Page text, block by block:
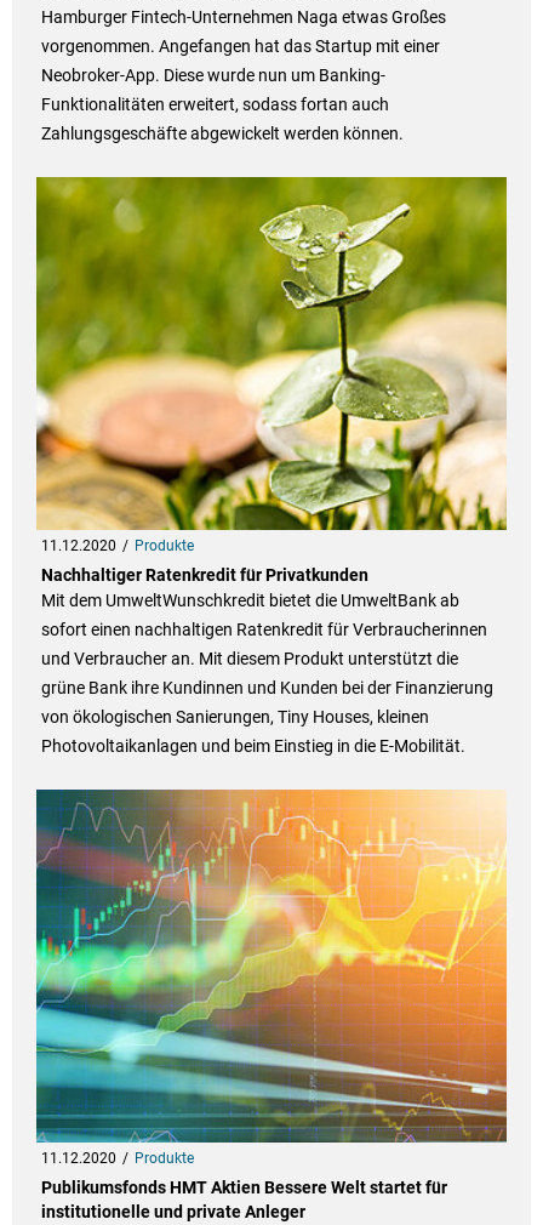
Hamburger Fintech-Unternehmen Naga etwas Großes
vorgenommen. Angefangen hat das Startup mit einer
Neobroker-App. Diese wurde nun um Banking-
Funktionalitäten erweitert, sodass fortan auch
Zahlungsgeschäfte abgewickelt werden können.
11.12.2020 Produkte
Nachhaltiger Ratenkredit für Privatkunden
Mit dem UmweltWunschkredit bietet die UmweltBank ab
sofort einen nachhaltigen Ratenkredit für Verbraucherinnen
und Verbraucher an. Mit diesem Produkt unterstützt die
grüne Bank ihre Kundinnen und Kunden bei der Finanzierung
von ökologischen Sanierungen, Tiny Houses, kleinen
Photovoltaikanlagen und beim Einstieg in die E-Mobilität.
11.12.2020 Produkte
Publikumsfonds HMT Aktien Bessere Welt startet für
institutionelle und private Anleger